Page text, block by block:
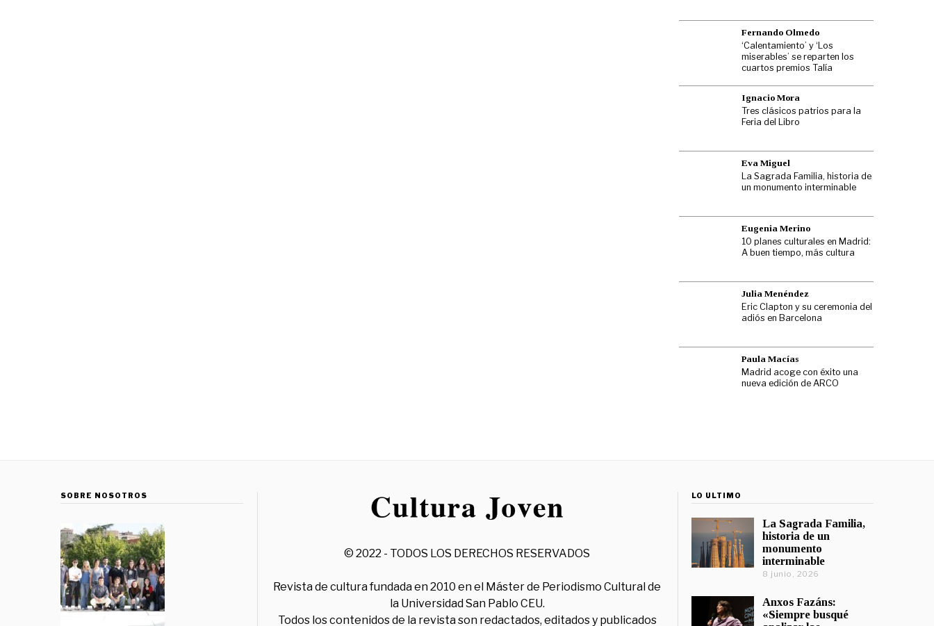
Fernando Olmedo
‘Calentamiento’ y ‘Los
miserables’ se reparten los
cuartos premios Talía
Ignacio Mora
Tres clásicos patrios para la
Feria del Libro
Eva Miguel
La Sagrada Familia, historia de
un monumento interminable
Eugenia Merino
10 planes culturales en Madrid:
A buen tiempo, más cultura
Julia Menéndez
Eric Clapton y su ceremonia del
adiós en Barcelona
Paula Macías
Madrid acoge con éxito una
nueva edición de ARCO
SOBRE NOSOTROS
© 2022 - TODOS LOS DERECHOS RESERVADOS
Revista de cultura fundada en 2010 en el Máster de Periodismo Cultural de
la Universidad San Pablo CEU.
Todos los contenidos de la revista son redactados, editados y publicados
LO ÚLTIMO
La Sagrada Familia,
historia de un
monumento
interminable
8 junio, 2026
Anxos Fazáns:
«Siempre busqué